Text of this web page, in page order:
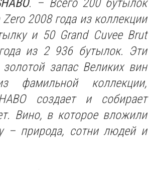
. – Всего 200 бутылок
Zero 2008 года из коллекции
и 50 Grand Cuvee Brut
из 2 936 бутылок. Эти
запас Великих вин
фамильной коллекции,
создает и собирает
Вино, в которое вложили
– природа, сотни людей и